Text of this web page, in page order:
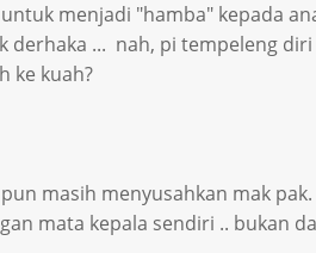
menjadi "hamba" kepada
derhaka ... nah, pi tempeleng
ke kuah?
masih menyusahkan mak
mata kepala sendiri .. bukan